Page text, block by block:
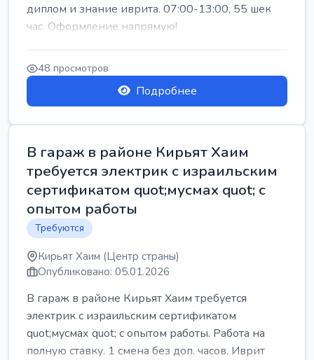
диплом и знание иврита. 07:00-13:00, 55 шек
час. Оформление напрямую!
48 просмотров
Подробнее
В гараж в районе Кирьят Хаим
требуется электрик с израильским
сертификатом quot;мусмах quot; с
опытом работы
Требуются
Кирьят Хаим (Центр страны)
Опубликовано: 05.01.2026
В гараж в районе Кирьят Хаим требуется
электрик с израильским сертификатом
quot;мусмах quot; с опытом работы. Работа на
полную ставку. 1 смена без доп. часов. Иврит